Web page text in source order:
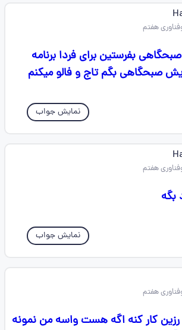
بفرستین برای فردا برنامه
صبحگاهی بگم تاج و فالو میکنم
نمایش جواب
بگه
نمایش جواب
کار کنه اگه هست واسه من نمونه